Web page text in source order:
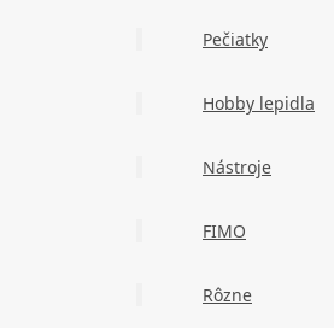
Pečiatky
Hobby lepidla
Nástroje
FIMO
Rôzne